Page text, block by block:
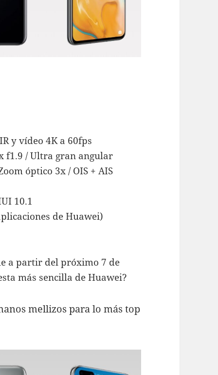
y vídeo 4K a 60fps
f1.9 / Ultra gran angular
óptico 3x / OIS + AIS
10.1
de Huawei)
a partir del próximo 7 de
más sencilla de Huawei?
mellizos para lo más top